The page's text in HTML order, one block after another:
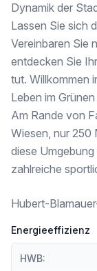
Der Vermittler ist
Infrastruktur /
Arzt <1.000m
Apotheke <500m
Klinik <2.000m
Krankenhaus
Kinder & Schulen
Schule <1.000m
Höhere Schule
Nahversorgung
Bäckerei <1.000m
Dynamik der
Lassen Sie sich
Vereinbaren Sie
entdecken Sie
tut. Willkommen
Leben im
Am Rande von
Wiesen, nur 250
diese
zahlreiche
Hubert-
Energieeffizienz
HWB: